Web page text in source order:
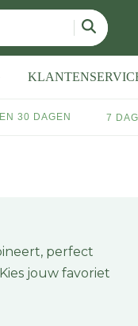
30 DAGEN 7
perfect
jouw favoriet